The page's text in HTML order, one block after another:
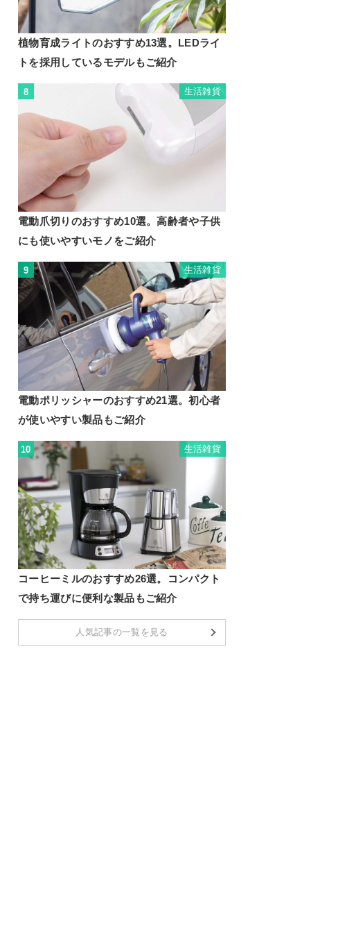
植物育成ライトのおすすめ13選。LEDライ
トを採用しているモデルもご紹介
8 生活雑貨
電動爪切りのおすすめ10選。高齢者や子供
にも使いやすいモノをご紹介
9 生活雑貨
電動ポリッシャーのおすすめ21選。初心者
が使いやすい製品もご紹介
10 生活雑貨
コーヒーミルのおすすめ26選。コンパクト
で持ち運びに便利な製品もご紹介
人気記事の一覧を見る